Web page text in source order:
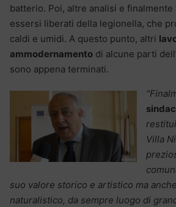
batterio. Poi, altre analisi e finalmente
essersi liberati della legionella, che
caldi e umidi. A questo punto, altri
ammodernamento di alcune parti
sono appena terminati.
Villa
suo valore storico e artistico ma
naturalistico, da sempre luogo di